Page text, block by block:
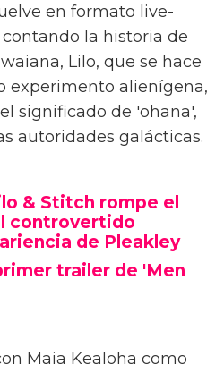
en formato live-
la historia de
Lilo, que se hace
experimento alienígena,
significado de 'ohana',
autoridades galácticas.
& Stitch rompe el
controvertido
de Pleakley
trailer de 'Men
Maia Kealoha como